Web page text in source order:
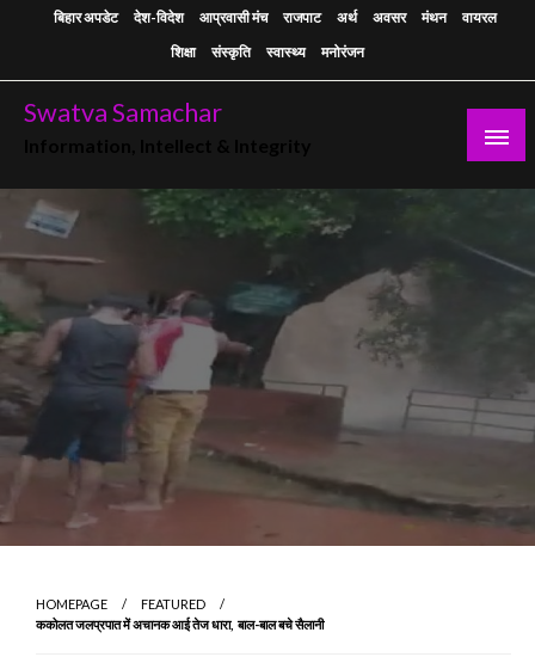
बिहार अपडेट देश-विदेश आप्रवासी मंच राजपाट अर्थ अवसर मंथन
वायरल
शिक्षा
संस्कृति स्वास्थ्य मनोरंजन
Swatva Samachar
HOMEPAGE
FEATURED
ककोलत जलप्रपात में अचानक आई तेज धारा, बाल-बाल बचे सैलानी